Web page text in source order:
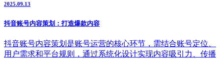
2025.09.13
抖音账号内容策划：打造爆款内容
抖音账号内容策划是账号运营的核心环节，需结合账号定位、
用户需求和平台规则，通过系统化设计实现内容吸引力、传播